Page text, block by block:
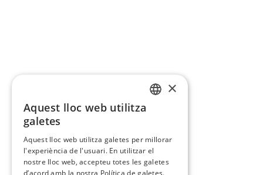
×
Aquest lloc web utilitza
galetes
Aquest lloc web utilitza galetes per millorar
l'experiència de l'usuari. En utilitzar el
nostre lloc web, accepteu totes les galetes
d’acord amb la nostra Política de galetes.